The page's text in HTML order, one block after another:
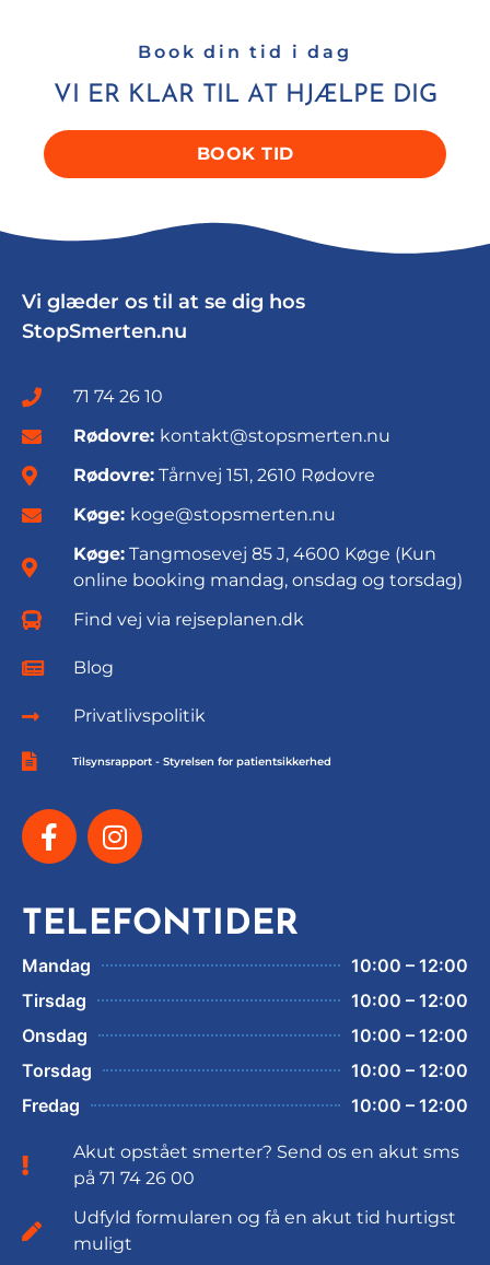
Book din tid i dag
VI ER KLAR TIL AT HJÆLPE DIG
BOOK TID
Vi glæder os til at se dig hos
StopSmerten.nu
71 74 26 10
Rødovre: kontakt@stopsmerten.nu
Rødovre:Tårnvej 151, 2610 Rødovre
Køge: koge@stopsmerten.nu
Køge:Tangmosevej 85 J, 4600 Køge (Kun
online booking mandag, onsdag og torsdag)
Find vej via rejseplanen.dk
Blog
Privatlivspolitik
Tilsynsrapport - Styrelsen for patientsikkerhed
TELEFONTIDER
Mandag
10:00 – 12:00
Tirsdag
10:00 – 12:00
Onsdag
10:00 – 12:00
Torsdag
10:00 – 12:00
Fredag
10:00 – 12:00
Akut opstået smerter? Send os en akut sms
på 71 74 26 00
Udfyld formularen og få en akut tid hurtigst
muligt